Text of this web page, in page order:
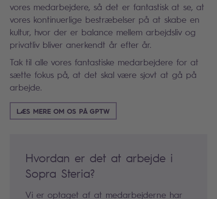
vores medarbejdere, så det er fantastisk at se, at
vores kontinuerlige bestræbelser på at skabe en
kultur, hvor der er balance mellem arbejdsliv og
privatliv bliver anerkendt år efter år.
Tak til alle vores fantastiske medarbejdere for at
sætte fokus på, at det skal være sjovt at gå på
arbejde.
LÆS MERE OM OS PÅ GPTW
Hvordan er det at arbejde i
Sopra Steria?
Vi er optaget af at medarbejderne har